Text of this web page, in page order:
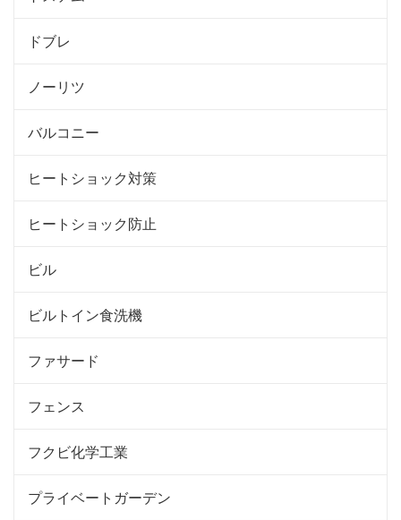
ドブレ
ノーリツ
バルコニー
ヒートショック対策
ヒートショック防止
ビル
ビルトイン食洗機
ファサード
フェンス
フクビ化学工業
プライベートガーデン